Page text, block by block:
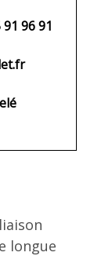
96 91
longue